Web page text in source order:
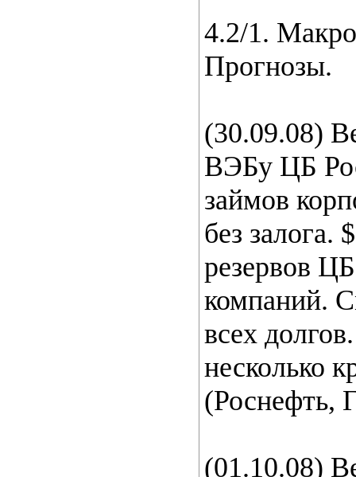
4.2/1.
Прогнозы.
(30.09.08)
ВЭБу ЦБ
займов
без залога.
резервов
компаний.
всех
несколько
(Роснефть,
(01.10.08)